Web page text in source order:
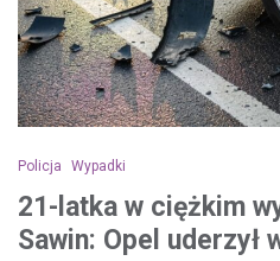
Policja Wypadki
21-latka w ciężkim
Sawin: Opel uderzył